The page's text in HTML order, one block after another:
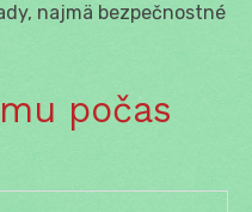
najmä bezpečnostné
počas